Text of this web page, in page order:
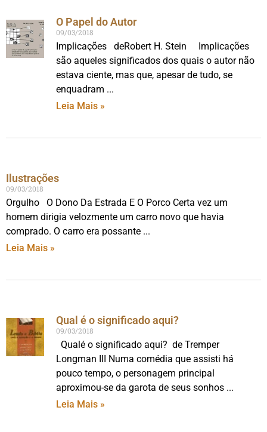
O Papel do Autor
09/03/2018
Implicações deRobert H. Stein Implicações
são aqueles significados dos quais o autor não
estava ciente, mas que, apesar de tudo, se
enquadram
Leia Mais »
Ilustrações
09/03/2018
Orgulho O Dono Da Estrada E O Porco Certa vez um
homem dirigia velozmente um carro novo que havia
comprado. O carro era possante
Leia Mais »
Qual é o significado aqui?
09/03/2018
Qualé o significado aqui? de Tremper
Longman III Numa comédia que assisti há
pouco tempo, o personagem principal
aproximou-se da garota de seus sonhos
Leia Mais »